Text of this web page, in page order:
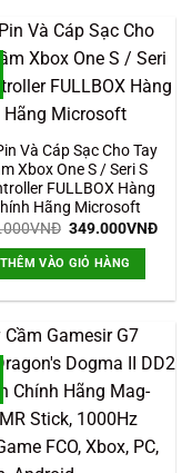
Và Cáp Sạc Cho Tay
Xbox One S / Seri S
FULLBOX Hàng
Hãng Microsoft
VNĐ Giá
là:
590.000VNĐ.
349.000VNĐGiá
THÊM VÀO GIỎ HÀNG